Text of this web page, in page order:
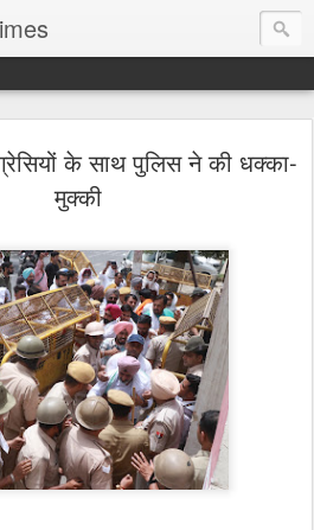
के साथ पुलिस ने की धक्का-
मुक्की